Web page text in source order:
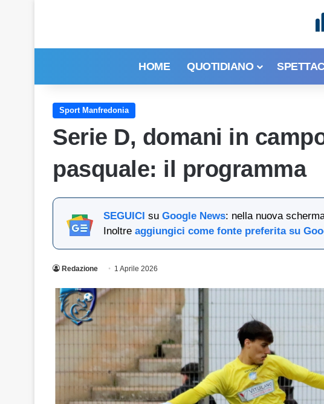
HOME QUOTIDIANO
Sport Manfredonia
Serie D, domani in
pasquale: il programma
SEGUICI su Google News: nella nuova
Inoltre aggiungici come fonte preferita su
Redazione 1 Aprile 2026